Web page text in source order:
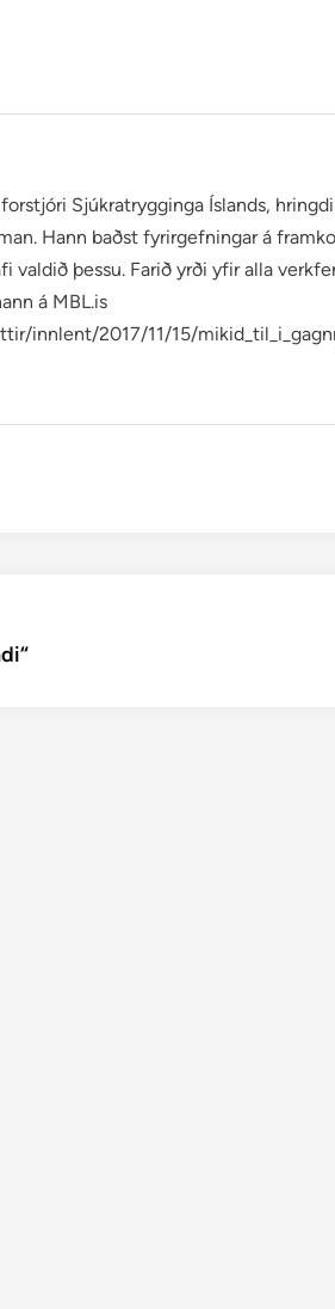
Sjúkratrygginga Íslands,
Hann baðst fyrirgefningar á
valdið þessu. Farið yrði yfir alla
á MBL.is
innlent/2017/11/15/